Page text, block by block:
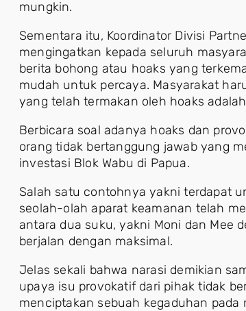
mungkin.
Sementara itu, Koordinator Divisi
mengingatkan kepada seluruh
berita bohong atau hoaks yang
mudah untuk percaya. Masyarakat
yang telah termakan oleh hoaks
Berbicara soal adanya hoaks dan
orang tidak bertanggung jawab yang
investasi Blok Wabu di Papua.
Salah satu contohnya yakni terdapat
seolah-olah aparat keamanan telah
antara dua suku, yakni Moni dan Mee
berjalan dengan maksimal.
Jelas sekali bahwa narasi demikian
upaya isu provokatif dari pihak tidak
menciptakan sebuah kegaduhan pada